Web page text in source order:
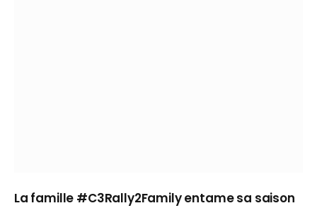
La famille #C3Rally2Family entame sa saison